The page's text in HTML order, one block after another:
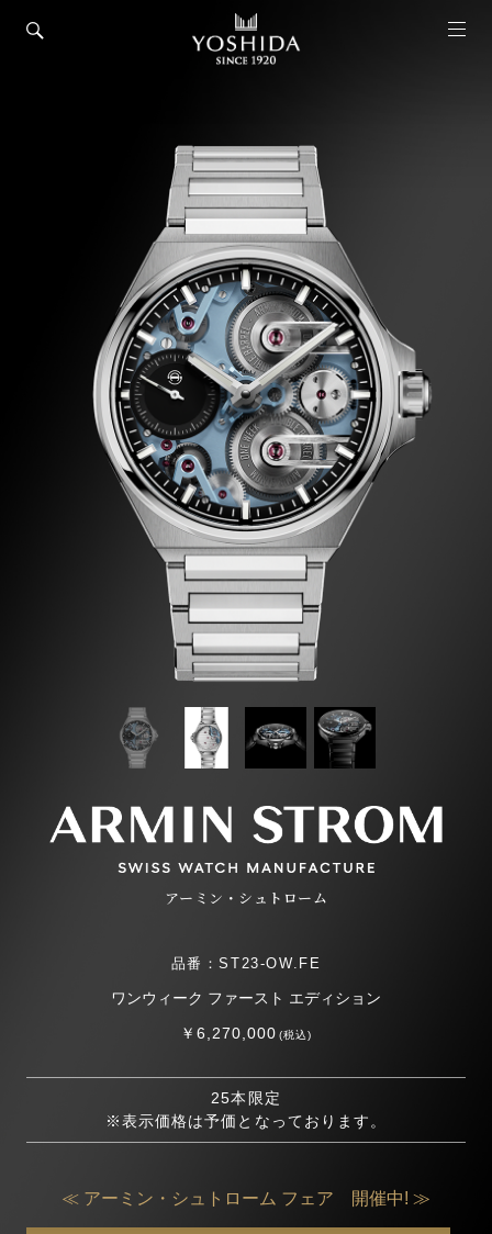
アーミン・シュトローム
品番：ST23-OW.FE
ワンウィーク ファースト エディション
￥6,270,000(税込)
25本限定
※表示価格は予価となっております。
≪ アーミン・シュトローム フェア 開催中! ≫